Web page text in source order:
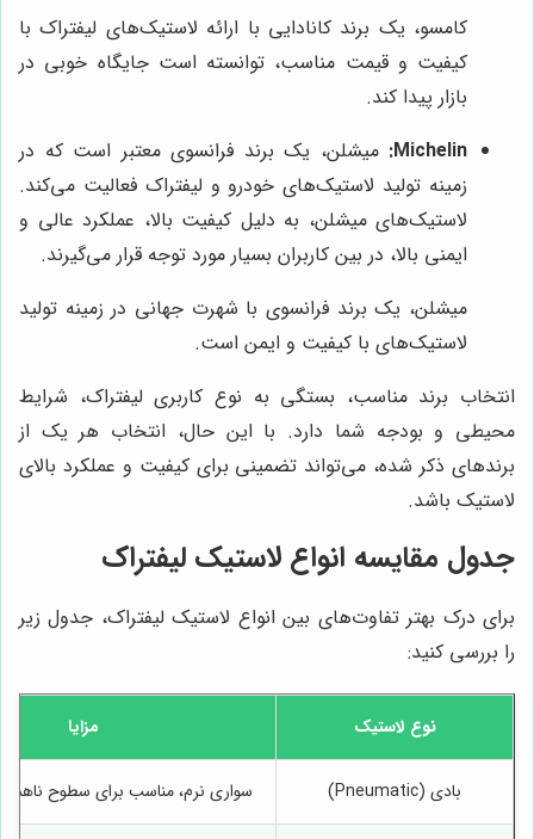
کامسو، یک برند کانادایی با ارائه لاستیک‌های لیفتراک با
کیفیت و قیمت مناسب، توانسته است جایگاه خوبی در
بازار پیدا کند.
Michelin: میشلن، یک برند فرانسوی معتبر است که در
زمینه تولید لاستیک‌های خودرو و لیفتراک فعالیت می‌کند.
لاستیک‌های میشلن، به دلیل کیفیت بالا، عملکرد عالی و
ایمنی بالا، در بین کاربران بسیار مورد توجه قرار می‌گیرند.
میشلن، یک برند فرانسوی با شهرت جهانی در زمینه تولید
لاستیک‌های با کیفیت و ایمن است.
انتخاب برند مناسب، بستگی به نوع کاربری لیفتراک، شرایط
محیطی و بودجه شما دارد. با این حال، انتخاب هر یک از
برندهای ذکر شده، می‌تواند تضمینی برای کیفیت و عملکرد بالای
لاستیک باشد.
جدول مقایسه انواع لاستیک لیفتراک
برای درک بهتر تفاوت‌های بین انواع لاستیک لیفتراک، جدول زیر
را بررسی کنید:
نوع لاستیک مزایا
بادی (Pneumatic) سواری نرم، مناسب برای سطوح